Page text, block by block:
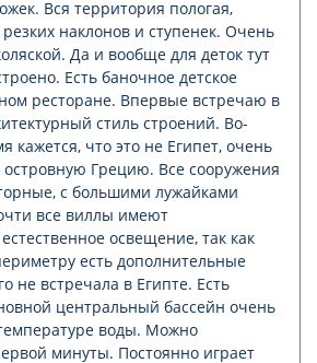
Вся территория пологая,
наклонов и ступенек. Очень
Да и вообще для деток тут
Есть баночное детское
ресторане. Впервые встречаю в
стиль строений. Во-
кажется, что это не Египет, очень
Грецию. Все сооружения
с большими лужайками
все виллы имеют
освещение, так как
есть дополнительные
не встречала в Египте. Есть
центральный бассейн очень
воды. Можно
минуты. Постоянно играет